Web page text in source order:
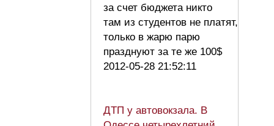
за счет бюджета никто
там из студентов не платят,
только в жарю парю
празднуют за те же 100$
2012-05-28 21:52:11
ДТП у автовокзала. В